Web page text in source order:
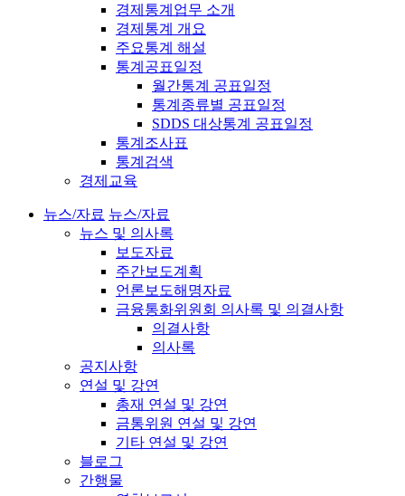
경제통계업무 소개
경제통계 개요
주요통계 해설
통계공표일정
월간통계 공표일정
통계종류별 공표일정
SDDS 대상통계 공표일정
통계조사표
통계검색
경제교육
뉴스/자료 뉴스/자료
뉴스 및 의사록
보도자료
주간보도계획
언론보도해명자료
금융통화위원회 의사록 및 의결사항
의결사항
의사록
공지사항
연설 및 강연
총재 연설 및 강연
금통위원 연설 및 강연
기타 연설 및 강연
블로그
간행물